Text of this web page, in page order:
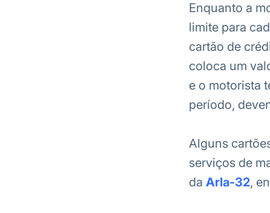
Enquanto a
limite para
cartão de
coloca um
e o motorista
período,
Alguns
serviços de
da Arla-32,